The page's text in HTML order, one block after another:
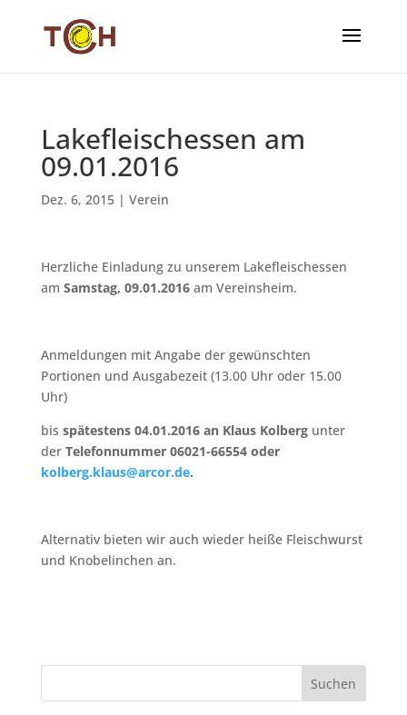
Lakefleischessen am
09.01.2016
Dez. 6, 2015| Verein
Herzliche Einladung zu unserem Lakefleischessen
am Samstag, 09.01.2016 am Vereinsheim.
Anmeldungen mit Angabe der gewünschten
Portionen und Ausgabezeit (13.00 Uhr oder 15.00
Uhr)
bis spätestens 04.01.2016 an Klaus Kolberg unter
derTelefonnummer 06021-66554 oder
kolberg.klaus@arcor.de.
Alternativ bieten wir auch wieder heiße Fleischwurst
und Knobelinchen an.